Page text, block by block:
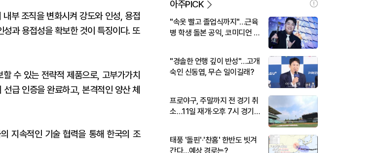
부 조직을 변화시켜 강도와 인성, 용접
과 용접성을 확보한 것이 특징이다. 또
수 있는 전략적 제품으로, 고부가가치
급 인증을 완료하고, 본격적인 양산 체
지속적인 기술 협력을 통해 한국의 조
아주PICK
"속옷 빨고 졸업식까지"…근육
병 학생 돌본 공익, 코미디언 김
"경솔한 언행 깊이 반성"…고개
숙인 신동엽, 무슨 일이길래?
프로야구, 주말까지 전 경기 취
소…11일 재개·오후 7시 경기
태풍 '돌핀'·'찬홈' 한반도 빗겨
간다…예상 경로는?